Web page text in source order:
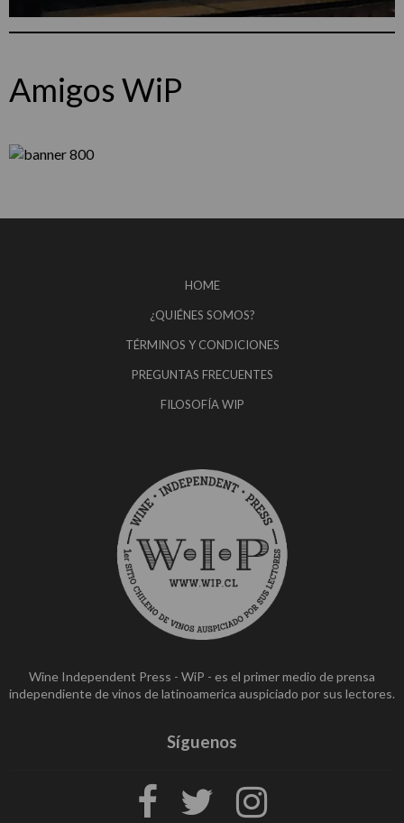
Amigos WiP
HOME
¿QUIÉNES SOMOS?
TÉRMINOS Y CONDICIONES
PREGUNTAS FRECUENTES
FILOSOFÍA WIP
Wine Independent Press - WiP - es el primer medio de prensa
independiente de vinos de latinoamerica auspiciado por sus lectores.
Síguenos